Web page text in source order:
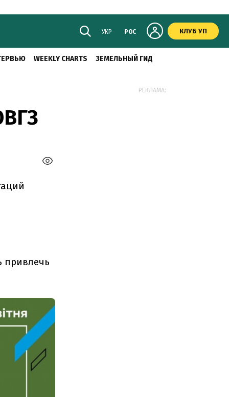
УКР РОС КЛУБ УП
WEEKLY CHARTS ЗЕМЕЛЬНЫЙ ГИД
привлечь
РЕКЛАМА: